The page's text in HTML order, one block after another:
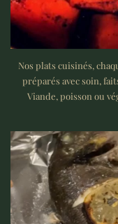
Nos plats cuisinés,
préparés avec soin,
Viande, poisson ou